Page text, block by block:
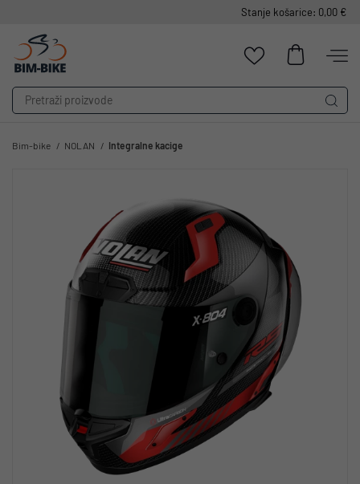
Stanje košarice: 0,00 €
Bim-bike NOLAN Integralne kacige